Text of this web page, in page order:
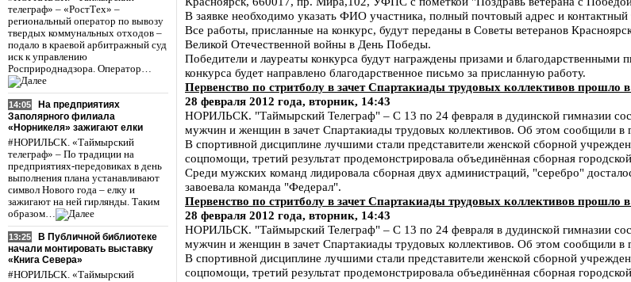
телеграф» – «РостТех» –
региональный оператор по вывозу
твердых коммунальных отходов –
подало в краевой арбитражный суд
иск к управлению
Росприроднадзора. Оператор…
14:05
На предприятиях
Заполярного филиала
«Норникеля» зажигают елки
#НОРИЛЬСК. «Таймырский
телеграф» – По традиции на
предприятиях-передовиках в день
выполнения плана устанавливают
символ Нового года – елку и
зажигают на ней гирлянды. Таким
образом…
13:25
В Публичной библиотеке
начали монтировать выставку
«Книга Севера»
#НОРИЛЬСК. «Таймырский
В заявке необходимо указать ФИО участника, полный почтовый адрес и контактный
Все работы, присланные на конкурс, будут переданы в Советы ветеранов
Великой Отечественной войны в День Победы.
Победители и лауреаты конкурса будут награждены призами и
конкурса будет направлено благодарственное письмо за присланную работу.
Первенство по стритболу в зачет Спартакиады трудовых коллективов прошло
28 февраля 2012 года, вторник, 14:43
НОРИЛЬСК. "Таймырский Телеграф" – С 13 по 24 февраля в дудинской гимназии
мужчин и женщин в зачет Спартакиады трудовых коллективов. Об этом сообщили в
В спортивной дисциплине лучшими стали представители женской сборной
соцпомощи, третий результат продемонстрировала объединённая сборная
Среди мужских команд лидировала сборная двух администраций, "серебро"
завоевала команда "Федерал".
Первенство по стритболу в зачет Спартакиады трудовых коллективов прошло
28 февраля 2012 года, вторник, 14:43
НОРИЛЬСК. "Таймырский Телеграф" – С 13 по 24 февраля в дудинской гимназии
мужчин и женщин в зачет Спартакиады трудовых коллективов. Об этом сообщили в
В спортивной дисциплине лучшими стали представители женской сборной
соцпомощи, третий результат продемонстрировала объединённая сборная